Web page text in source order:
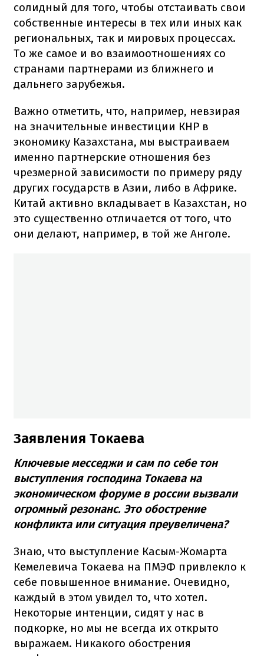
солидный для того, чтобы отстаивать свои
собственные интересы в тех или иных как
региональных, так и мировых процессах.
То же самое и во взаимоотношениях со
странами партнерами из ближнего и
дальнего зарубежья.
Важно отметить, что, например, невзирая
на значительные инвестиции КНР в
экономику Казахстана, мы выстраиваем
именно партнерские отношения без
чрезмерной зависимости по примеру ряду
других государств в Азии, либо в Африке.
Китай активно вкладывает в Казахстан, но
это существенно отличается от того, что
они делают, например, в той же Анголе.
Заявления Токаева
Ключевые месседжи и сам по себе тон
выступления господина Токаева на
экономическом форуме в россии вызвали
огромный резонанс. Это обострение
конфликта или ситуация преувеличена?
Знаю, что выступление Касым-Жомарта
Кемелевича Токаева на ПМЭФ привлекло к
себе повышенное внимание. Очевидно,
каждый в этом увидел то, что хотел.
Некоторые интенции, сидят у нас в
подкорке, но мы не всегда их открыто
выражаем. Никакого обострения